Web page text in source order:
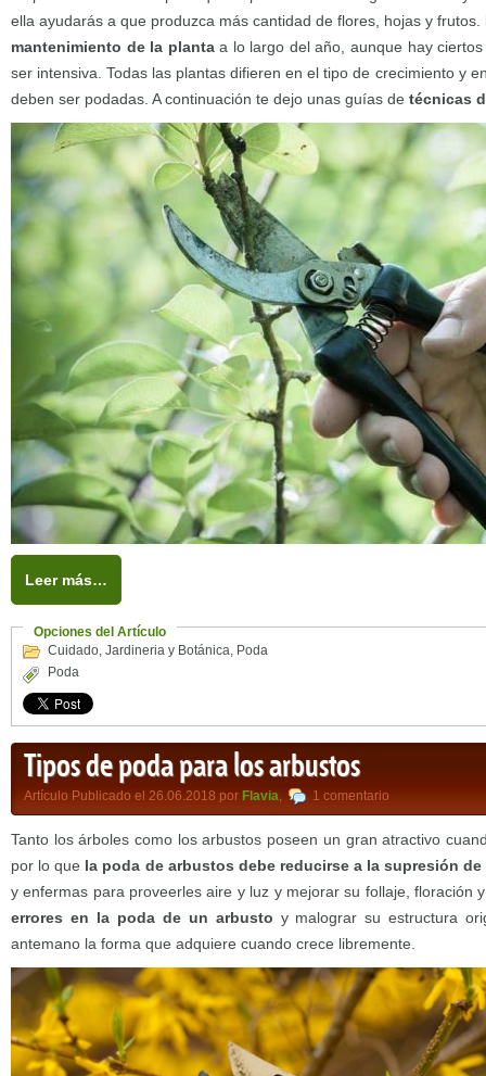
ella ayudarás a que produzca más cantidad de flores, hojas y frutos.
mantenimiento de la plantaa lo largo del año, aunque hay
ser intensiva. Todas las plantas difieren en el tipo de crecimiento y
deben ser podadas. A continuación te dejo unas guías de técnicas
Leer más…
Opciones del Artículo
Cuidado, Jardineria y Botánica, Poda
Poda
Tipos de poda para los arbustos
Artículo Publicado el 26.06.2018 por Flavia, 1 comentario
Tanto los árboles como los arbustos poseen un gran atractivo
por lo que la poda de arbustos debe reducirse a la supresión de
y enfermas para proveerles aire y luz y mejorar su follaje, floración
errores en la poda de un arbusto y malograr su estructura
antemano la forma que adquiere cuando crece libremente.